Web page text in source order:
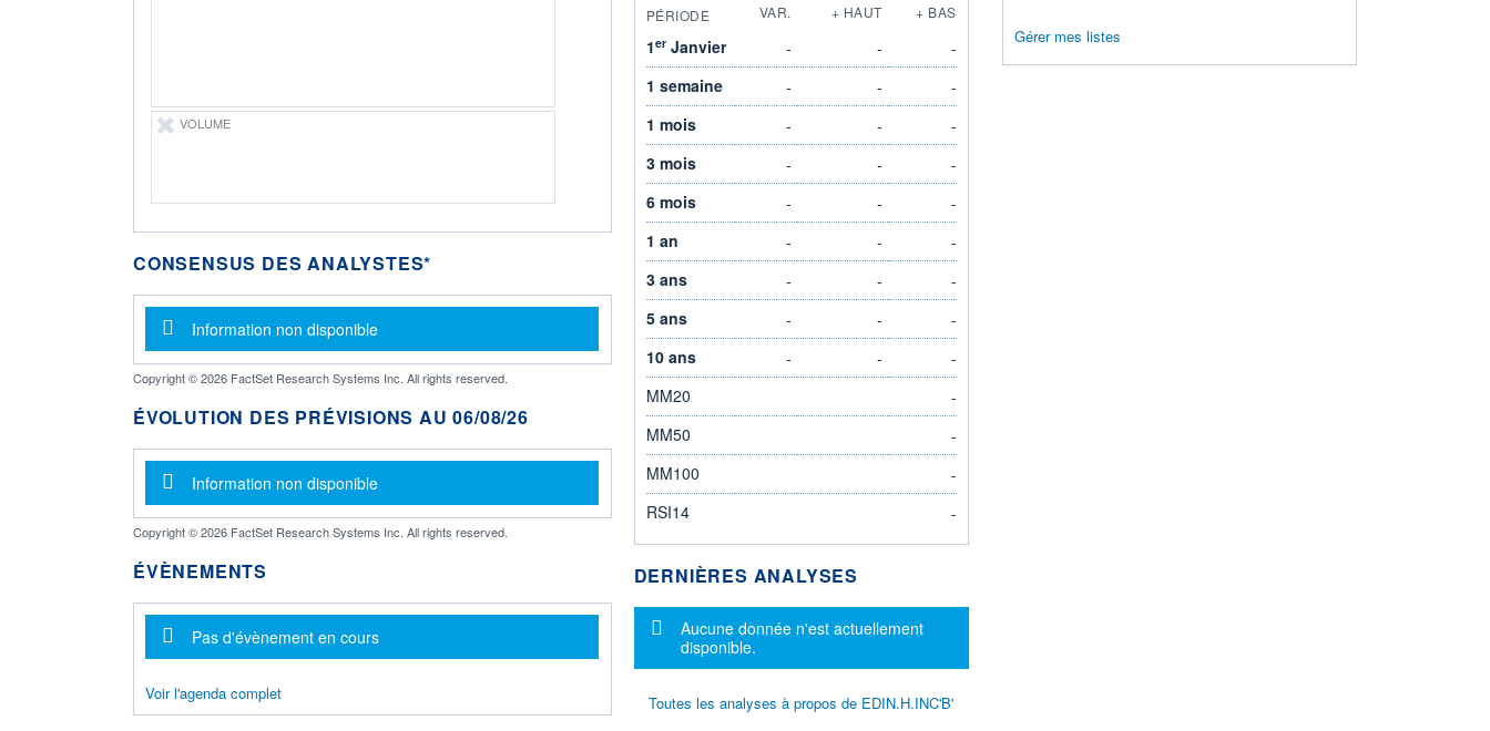
VOLUME
CONSENSUS DES ANALYSTES*
Message d'information
Information non disponible
Copyright © 2026 FactSet Research Systems Inc. All rights reserved.
ÉVOLUTION DES PRÉVISIONS AU 06/08/26
Message d'information
Information non disponible
Copyright © 2026 FactSet Research Systems Inc. All rights reserved.
ÉVÈNEMENTS
Message d'information
Pas d'évènement en cours
Voir l'agenda complet
PÉRIODE VAR. + HAUT + BAS
1erJanvier - -
-
1 semaine
- -
-
1 mois
- -
-
3 mois
- -
-
6 mois
- -
-
1 an
- -
-
3 ans
- -
-
5 ans
- -
-
10 ans
- -
-
MM20
-
MM50
-
MM100
-
RSI14
-
DERNIÈRES ANALYSES
Message d'information
Aucune donnée n'est actuellement
disponible.
Toutes les analyses à propos de EDIN.H.INC'B'
Gérer mes listes